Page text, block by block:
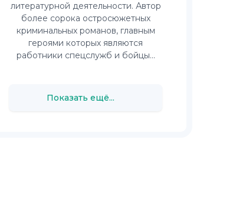
литературной деятельности. Автор
более сорока остросюжетных
криминальных романов, главным
героями которых являются
работники спецслужб и бойцы...
Показать ещё...